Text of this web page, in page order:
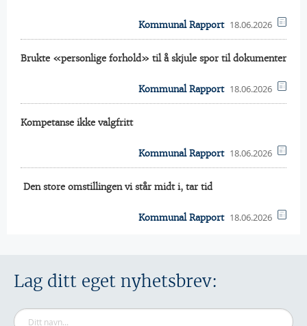
Kommunal Rapport 18.06.2026
Brukte «personlige forhold» til å skjule spor til dokumenter
Kommunal Rapport 18.06.2026
Kompetanse ikke valgfritt
Kommunal Rapport 18.06.2026
 Den store omstillingen vi står midt i, tar tid
Kommunal Rapport 18.06.2026
Lag ditt eget nyhetsbrev: